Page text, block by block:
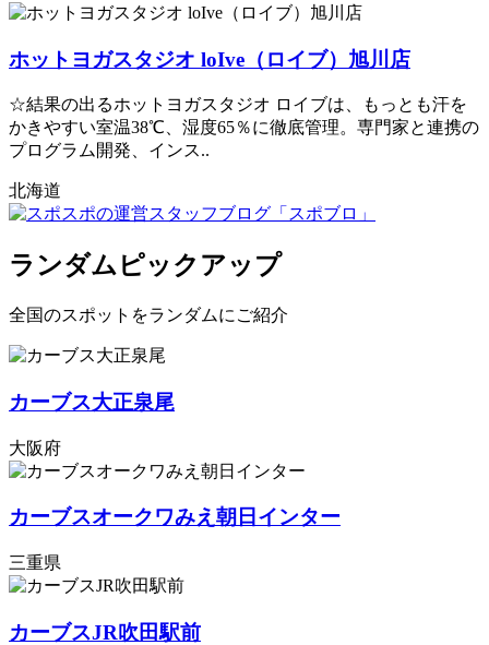
ホットヨガスタジオ loIve（ロイブ）旭川店
☆結果の出るホットヨガスタジオ ロイブは、もっとも汗を
かきやすい室温38℃、湿度65％に徹底管理。専門家と連携の
プログラム開発、インス..
北海道
ランダムピックアップ
全国のスポットをランダムにご紹介
カーブス大正泉尾
大阪府
カーブスオークワみえ朝日インター
三重県
カーブスJR吹田駅前